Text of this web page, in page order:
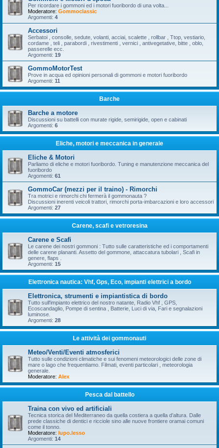
Per ricordare i gommoni ed i motori fuoribordo di una volta...
Moderatore: Gommoclassic
Argomenti: 4
Accessori
Serbatoi , consolle, sedute, volanti, acciai, scalette , rollbar , Ttop, vestiario,
cordame , teli , parabordi , rivestimenti , vernici , antivegetative, bitte , oblo,
passerelle ecc.
Argomenti: 19
GommoMotorTest
Prove in acqua ed opinioni personali di gommoni e motori fuoribordo
Argomenti: 11
Barche
Barche a motore
Discussioni su battelli con murate rigide, semirigide, open e cabinati
Argomenti: 6
Eliche, motori e meccanica in generale
Eliche & Motori
Parliamo di eliche e motori fuoribordo. Tuning e manutenzione meccanica del
fuoribordo
Argomenti: 61
GommoCar (mezzi per il traino) - Rimorchi
Tra motrici e rimorchi chi fermerà il gommonauta ?
Discussioni inerenti veicoli trattori, rimorchi porta-imbarcazioni e loro accessori
Argomenti: 27
Carene, scafi e vetroresina
Carene e Scafi
Le carene dei nostri gommoni : Tutto sulle caratteristiche ed i comportamenti
delle carene plananti. Assetto del gommone, attaccatura tubolari , Scafi in
genere, flaps .
Argomenti: 15
Elettronica nautica: Vhf, Gps, Eco, impianti elettrici a bordo
Elettronica, strumenti e impiantistica di bordo
Tutto sull'impianto elettrico del nostro natante, Radio Vhf , GPS,
Ecoscandaglio, Pompe di sentina , Batterie, Luci di via, Fari e segnalazioni
luminose.
Argomenti: 28
Le attività dei gommonauti
Meteo/Venti/Eventi atmosferici
Tutto sulle condizioni climatiche e sui fenomeni meteorologici delle zone di
mare o lago che frequentiamo. Filmati, eventi particolari , meteorologia
generale.
Moderatore: Alex
Pesca dal battello
Traina con vivo ed artificiali
Tecnica storica del Mediterraneo da quella costiera a quella d’altura. Dalle
prede classiche di dentici e ricciole sino alle nuove frontiere oramai comuni
come il tonno.
Moderatore: lupo.lesso
Argomenti: 14